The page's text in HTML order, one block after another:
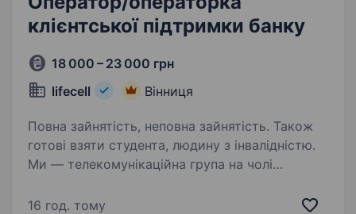
клієнтської підтримки банку
18 000 – 23 000 грн
lifecell
Вінниця
Повна зайнятість, неповна зайнятість. Також
готові взяти студента, людину з інвалідністю.
Ми — телекомунікаційна група на чолі
фіксований зв’язок, інтернет, телебачення
16 год. тому